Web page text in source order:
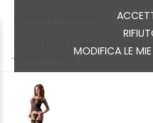
MODIFICA LE MIE
CORSETTO A RIGHE CON
- TAGLIA UNICA